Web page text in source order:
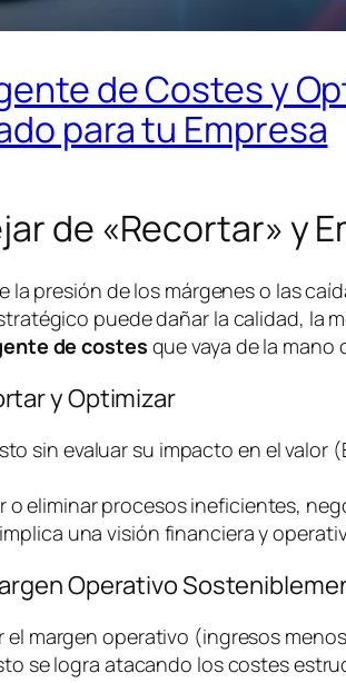
de Costes y
para tu Empresa
de «Recortar» y
la presión de los márgenes o las
puede dañar la calidad, la
de costes que vaya de la mano
y Optimizar
sin evaluar su impacto en el
o eliminar procesos ineficientes,
una visión financiera y
Operativo
margen operativo (ingresos
se logra atacando los costes